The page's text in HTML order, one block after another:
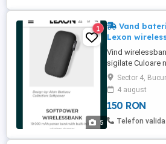
5
1
Vand
Lexon
Vind
sigilate Culoare
Wirelessbank is
that combines a
10 000 mAh
wired? No need
deliver secure
Sector 4,
4 august
150 RON
Telefon